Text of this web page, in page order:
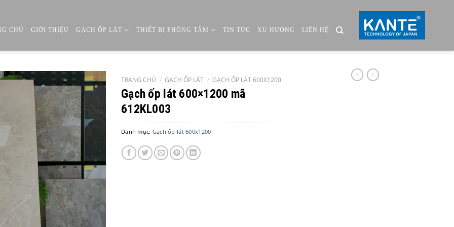
CHỦ GIỚI THIỆU GẠCH ỐP LÁT THIẾT BỊ PHÒNG TẮM TIN TỨC XU HƯỚNG LIÊN HỆ
TRANG CHỦ / GẠCH ỐP LÁT / GẠCH ỐP LÁT 600X1200
Gạch ốp lát 600×1200 mã
612KL003
Danh mục: Gạch ốp lát 600x1200